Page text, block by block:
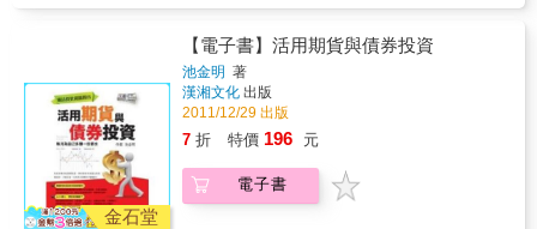
授操作口訣 以學習者的角度出發，指出賠錢陷
阱，只教簡單有用的方法，輕鬆理解獲利快！
& 特色4：任何時間都有賺錢的方法 針對多空
盤操作，附上交易策略與實戰範例，幫助快速
upgrade獲利的能力。 & 特色5：關鍵組合單應
用QRCODE 各種組合單示範附加QRCODE，
讓新手、熟手皆好上手！ 買進第一口會賺錢的
選擇權，從這本書開始！
指當沖操作祕訣：五盤八截操盤術 獨家致富五
芒星心法教您研判市場趨勢、進場時機，以及
「總體經濟」，分析市場供需現況，解析「價
格波動」真理，直指操盤竅門，深入掌握投機
致富關鍵技巧，迅速達到個人財務自由的境
界。 作者為資深期貨市場操盤手，亦是活耀於
「玩股網」的專欄作者，十年的資深功力盡付
百年、顛撲不破的致富之道！ 理論與操作實務
經驗兼具，適合投資大眾、專家與教育研究使
我不入地獄，誰入地獄。警惡懲奸、維護世界
和平這任務，就交給你了，好嗎？ 這本如來神
掌祕笈是無價之寶，你我有緣，就收你十五塊
美金，傳授給你吧。 致富王者寶典，帶您人生
逆轉勝！ 本書內含作者實際對帳單與成交明細
資訊： 2009年09月10日08:49～08:52，3分鐘
賺20倍 2011年03月15日10:55～10:58，2分鐘
賺3倍 2011年08月08日12:21～12:27，7分鐘賺
金石堂
【電子書】活用期貨與債券投資
池金明 著
漢湘文化 出版
2011/12/29 出版
7 折 特價 196 元
電子書